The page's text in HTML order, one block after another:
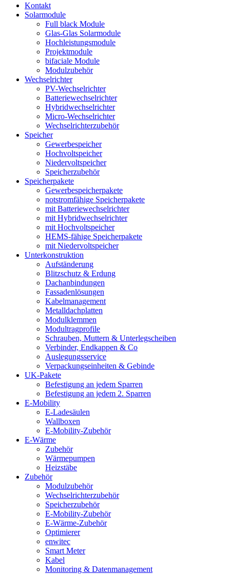
Kontakt
Solarmodule
Full black Module
Glas-Glas Solarmodule
Hochleistungsmodule
Projektmodule
bifaciale Module
Modulzubehör
Wechselrichter
PV-Wechselrichter
Batteriewechselrichter
Hybridwechselrichter
Micro-Wechselrichter
Wechselrichterzubehör
Speicher
Gewerbespeicher
Hochvoltspeicher
Niedervoltspeicher
Speicherzubehör
Speicherpakete
Gewerbespeicherpakete
notstromfähige Speicherpakete
mit Batteriewechselrichter
mit Hybridwechselrichter
mit Hochvoltspeicher
HEMS-fähige Speicherpakete
mit Niedervoltspeicher
Unterkonstruktion
Aufständerung
Blitzschutz & Erdung
Dachanbindungen
Fassadenlösungen
Kabelmanagement
Metalldachplatten
Modulklemmen
Modultragprofile
Schrauben, Muttern & Unterlegscheiben
Verbinder, Endkappen & Co
Auslegungsservice
Verpackungseinheiten & Gebinde
UK-Pakete
Befestigung an jedem Sparren
Befestigung an jedem 2. Sparren
E-Mobility
E-Ladesäulen
Wallboxen
E-Mobility-Zubehör
E-Wärme
Zubehör
Wärmepumpen
Heizstäbe
Zubehör
Modulzubehör
Wechselrichterzubehör
Speicherzubehör
E-Mobility-Zubehör
E-Wärme-Zubehör
Optimierer
enwitec
Smart Meter
Kabel
Monitoring & Datenmanagement